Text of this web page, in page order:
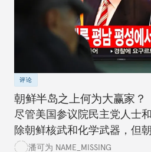
评论
朝鲜半岛之上何为大赢家？
尽管美国参议院民主党人士
除朝鲜核武和化学武器，但
法。美国政党领袖应该清楚
潘可为 NAME_MISSING